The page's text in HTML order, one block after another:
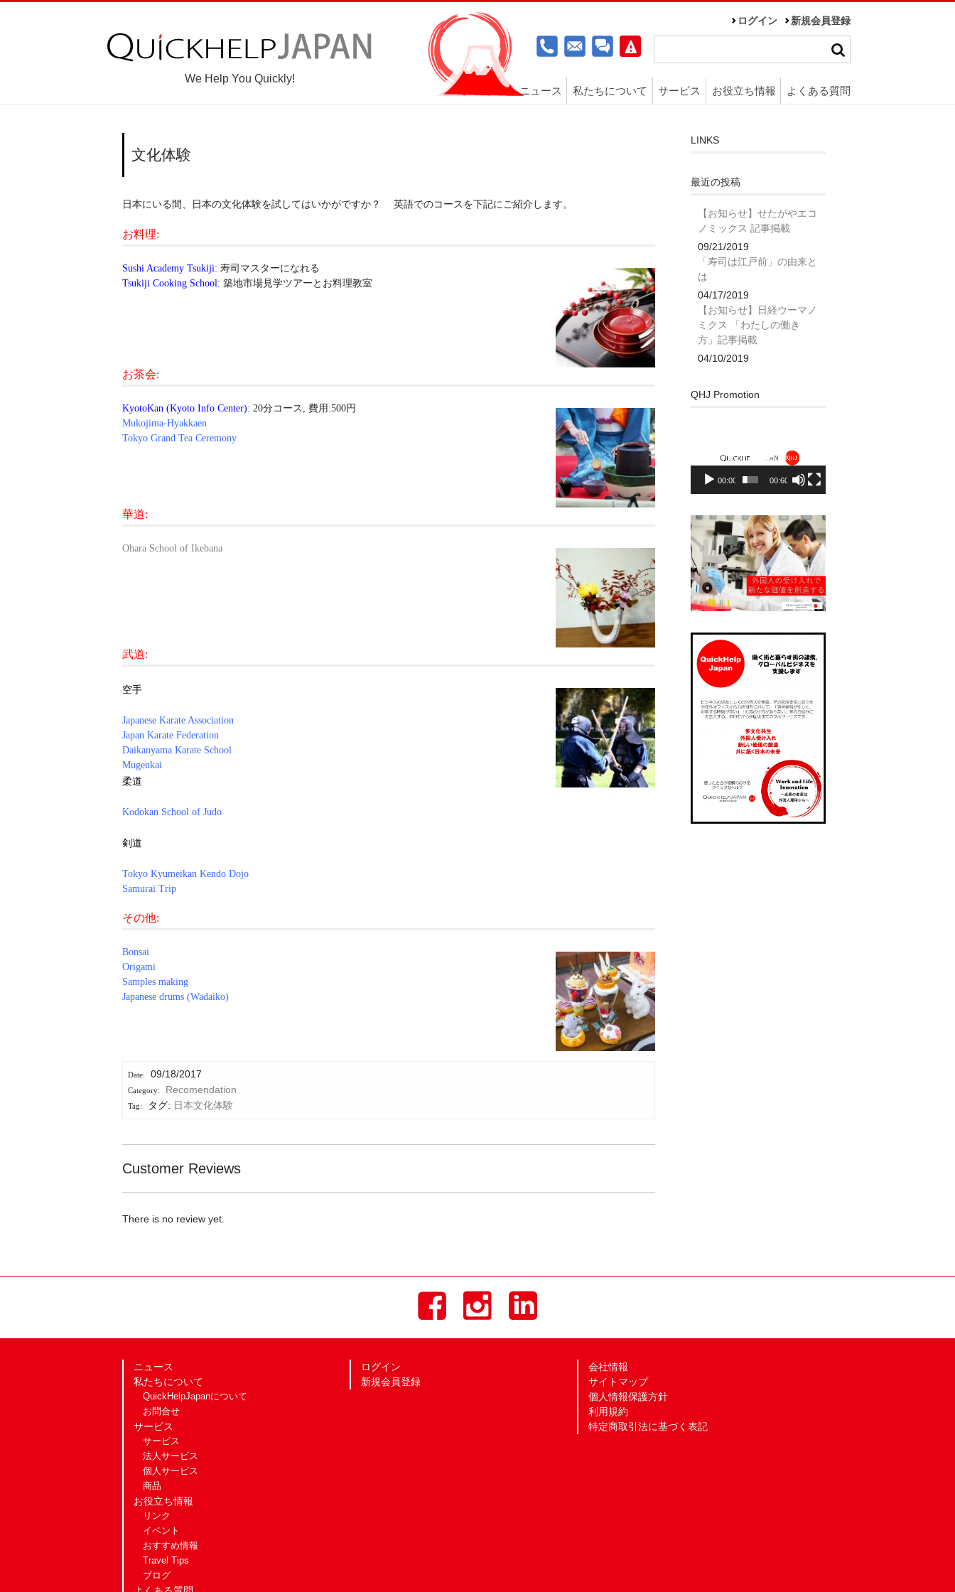
We Help You Quickly!
ログイン 新規会員登録
ニュース 私たちについて サービス お役立ち情報 よくある質問
文化体験
日本にいる間、日本の文化体験を試してはいかがですか？ 英語でのコースを下記にご紹介します。
お料理:
Sushi Academy Tsukiji:
Tsukiji Cooking School :
お茶会:
KyotoKan (Kyoto Info Center):
Mukojima-Hyakkaen
Tokyo Grand Tea Ceremony
華道:
Ohara School of Ikebana
武道:
空手
Japanese Karate Association
Japan Karate Federation
Daikanyama Karate School
Mugenkai
柔道
Kodokan School of Judo
剣道
Tokyo Kyumeikan Kendo Dojo
Samurai Trip
その他:
Bonsai
Origami
Samples making
Japanese drums (Wadaiko)
09/18/2017
Recomendation
タグ: 日本文化体験
Customer Reviews
There is no review yet.
LINKS
最近の投稿
【お知らせ】せたがやエコ
ノミックス 記事掲載
09/21/2019
「寿司は江戸前」の由来と
は
04/17/2019
【お知らせ】日経ウーマノ
ミクス 「わたしの働き
方」記事掲載
04/10/2019
QHJ Promotion
レ
ー
00:00 00:60
ニュース
私たちについて
QuickHelpJapanについて
お問合せ
サービス
サービス
法人サービス
個人サービス
商品
お役立ち情報
リンク
イベント
おすすめ情報
Travel Tips
ブログ
ログイン
新規会員登録
会社情報
サイトマップ
個人情報保護方針
利用規約
特定商取引法に基づく表記